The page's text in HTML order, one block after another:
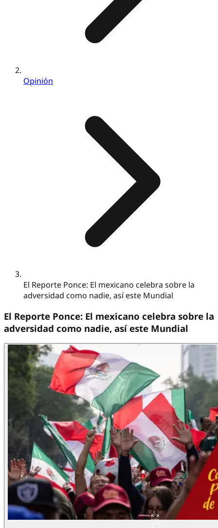
Opinión
El Reporte Ponce: El mexicano celebra sobre la
adversidad como nadie, así este Mundial
El Reporte Ponce: El mexicano celebra sobre la
adversidad como nadie, así este Mundial